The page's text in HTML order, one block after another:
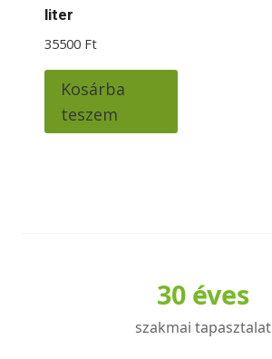
liter
35500 Ft
Kosárba
teszem
30 éves
szakmai tapasztalat